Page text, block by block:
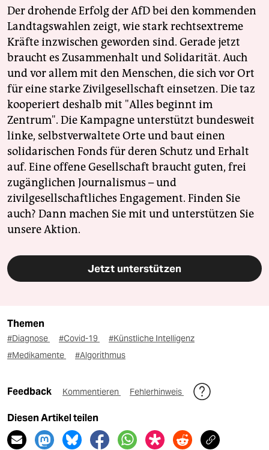
Der drohende Erfolg der AfD bei den kommenden
Landtagswahlen zeigt, wie stark rechtsextreme
Kräfte inzwischen geworden sind. Gerade jetzt
braucht es Zusammenhalt und Solidarität. Auch
und vor allem mit den Menschen, die sich vor Ort
für eine starke Zivilgesellschaft einsetzen. Die taz
kooperiert deshalb mit "Alles beginnt im
Zentrum". Die Kampagne unterstützt bundesweit
linke, selbstverwaltete Orte und baut einen
solidarischen Fonds für deren Schutz und Erhalt
auf. Eine offene Gesellschaft braucht guten, frei
zugänglichen Journalismus – und
zivilgesellschaftliches Engagement. Finden Sie
auch? Dann machen Sie mit und unterstützen Sie
unsere Aktion.
Jetzt unterstützen
Themen
#Diagnose #Covid-19
#Künstliche Intelligenz
#Medikamente
#Algorithmus
Feedback Kommentieren Fehlerhinweis
Diesen Artikel teilen